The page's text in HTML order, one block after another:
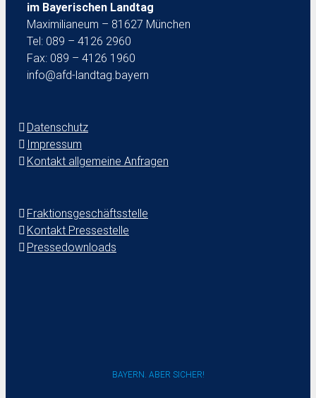
im Bayerischen Landtag
Maximilianeum – 81627 München
Tel: 089 – 4126 2960
Fax: 089 – 4126 1960
info@afd-landtag.bayern
Datenschutz
Impressum
Kontakt allgemeine Anfragen
Fraktionsgeschäftsstelle
Kontakt Pressestelle
Pressedownloads
BAYERN. ABER SICHER!